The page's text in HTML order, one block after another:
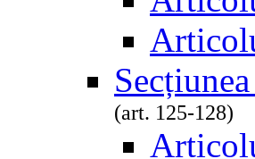
(art. 125-128)